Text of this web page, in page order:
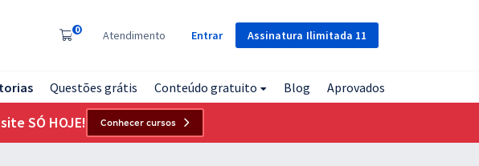
Assinatura Ilimitada 11
0 Atendimento Entrar
Questões grátis Conteúdo gratuito Blog Aprovados
SÓ HOJE! Conhecer cursos